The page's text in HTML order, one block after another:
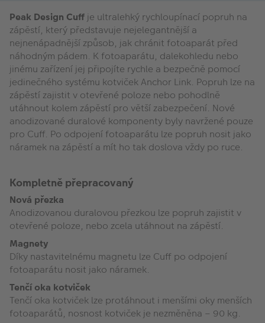
Peak Design Cuff je ultralehký rychloupínací popruh na
zápěstí, který představuje nejelegantnější a
nejnenápadnější způsob, jak chránit fotoaparát před
náhodným pádem. K fotoaparátu, dalekohledu nebo
jinému zařízení jej připojíte rychle a bezpečně pomocí
jedinečného systému kotviček Anchor Link. Popruh lze na
zápěstí zajistit v otevřené poloze nebo pohodlně
utáhnout kolem zápěstí pro větší zabezpečení. Nové
anodizované duralové komponenty byly navržené pouze
pro Cuff. Po odpojení fotoaparátu lze popruh nosit jako
náramek na zápěstí a mít ho tak doslova vždy po ruce.
Kompletně přepracovaný
Nová přezka
Anodizovanou duralovou přezkou lze popruh zajistit v
otevřené poloze, nebo zcela utáhnout na zápěstí.
Magnety
Díky nastavitelnému magnetu lze Cuff po odpojení
fotoaparátu nosit jako náramek.
Tenčí oka kotviček
Tenčí oka kotviček lze protáhnout i menšími oky menších
fotoaparátů, nosnost kotviček je nezměněna – 90 kg.